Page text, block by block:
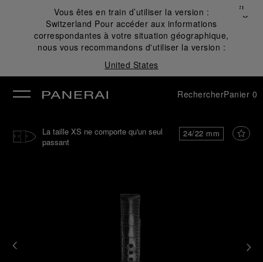
Vous êtes en train d’utiliser la version :
Switzerland Pour accéder aux informations
correspondantes à votre situation géographique,
nous vous recommandons d'utiliser la version :
United States
Fermer
✕
RechercherPanier 0
24/22 mm
La taille XS ne comporte qu'un seul
passant